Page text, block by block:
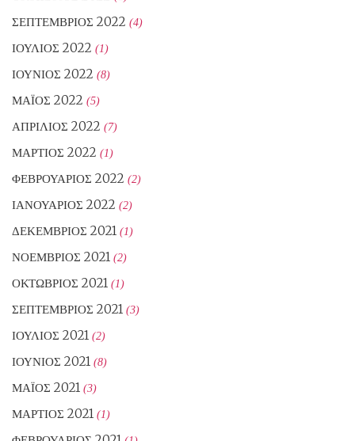
ΣΕΠΤΈΜΒΡΙΟΣ 2022 (4)
ΙΟΎΛΙΟΣ 2022 (1)
ΙΟΎΝΙΟΣ 2022 (8)
ΜΆΙΟΣ 2022 (5)
ΑΠΡΊΛΙΟΣ 2022 (7)
ΜΆΡΤΙΟΣ 2022 (1)
ΦΕΒΡΟΥΆΡΙΟΣ 2022 (2)
ΙΑΝΟΥΆΡΙΟΣ 2022 (2)
ΔΕΚΈΜΒΡΙΟΣ 2021 (1)
ΝΟΈΜΒΡΙΟΣ 2021 (2)
ΟΚΤΏΒΡΙΟΣ 2021 (1)
ΣΕΠΤΈΜΒΡΙΟΣ 2021 (3)
ΙΟΎΛΙΟΣ 2021 (2)
ΙΟΎΝΙΟΣ 2021 (8)
ΜΆΙΟΣ 2021 (3)
ΜΆΡΤΙΟΣ 2021 (1)